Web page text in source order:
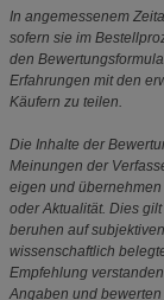
In angemessenem
sofern sie im
den
Erfahrungen mit den
Käufern zu teilen.
Die Inhalte der
Meinungen der
eigen und
oder Aktualität. Dies
beruhen auf
wissenschaftlich
Empfehlung
Angaben und